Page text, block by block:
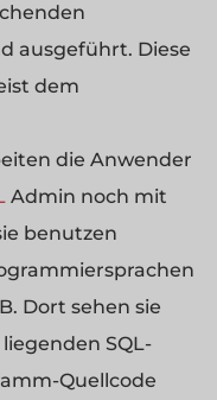
ausgeführt. Diese
dem
die Anwender
Admin noch mit
benutzen
Dort sehen sie
SQL-
Quellcode